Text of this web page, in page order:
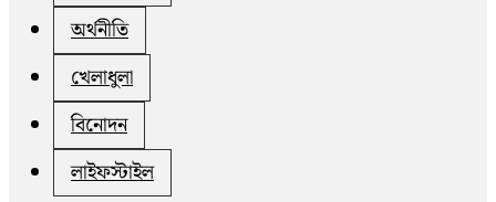
অর্থনীতি
খেলাধুলা
বিনোদন
লাইফস্টাইল